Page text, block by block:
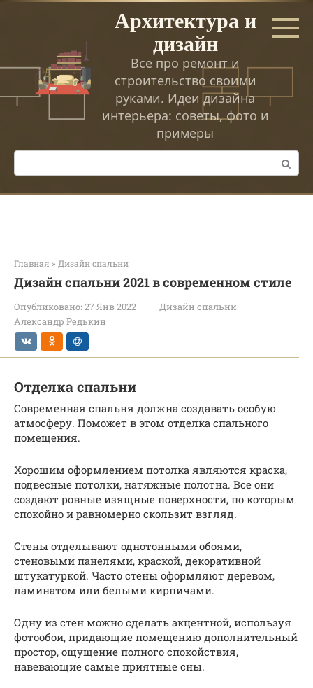
Перейти
Архитектура и
дизайн
Все про ремонт и
строительство своими
руками. Идеи дизайна
интерьера: советы, фото и
примеры
Поиск:
Главная » Дизайн спальни
Дизайн спальни 2021 в современном стиле
Опубликовано: 27 Янв 2022
Дизайн спальни
Александр Редькин
Отделка спальни
Современная спальня должна создавать особую
атмосферу. Поможет в этом отделка спального
помещения.
Хорошим оформлением потолка являются краска,
подвесные потолки, натяжные полотна. Все они
создают ровные изящные поверхности, по которым
спокойно и равномерно скользит взгляд.
Стены отделывают однотонными обоями,
стеновыми панелями, краской, декоративной
штукатуркой. Часто стены оформляют деревом,
ламинатом или белыми кирпичами.
Одну из стен можно сделать акцентной, используя
фотообои, придающие помещению дополнительный
простор, ощущение полного спокойствия,
навевающие самые приятные сны.